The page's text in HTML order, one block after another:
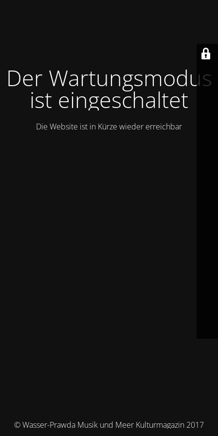
Der Wartungsmodus
ist eingeschaltet
Die Website ist in Kürze wieder erreichbar
© Wasser-Prawda Musik und Meer Kulturmagazin 2017